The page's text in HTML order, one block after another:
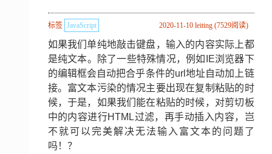
2020-11-10 leiting (7529阅读)
标签 JavaScript
如果我们单纯地敲击键盘，输入的内容实际上都
是纯文本。除了一些特殊情况，例如IE浏览器下
的编辑框会自动把合乎条件的url地址自动加上链
接。富文本污染的情况主要出现在复制粘贴的时
候，于是，如果我们能在粘贴的时候，对剪切板
中的内容进行HTML过滤，再手动插入内容，岂
不就可以完美解决无法输入富文本的问题了
吗！？